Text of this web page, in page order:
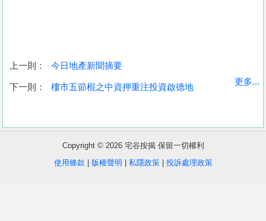
收
盤
上一則： 今日地產新聞摘要
下一則： 樓市五節棍之中資押重注投資啟德地
更多...
Copyright © 2026 宅谷按揭 保留一切權利
使用條款
版權聲明 私隱政策| 投訴處理政策